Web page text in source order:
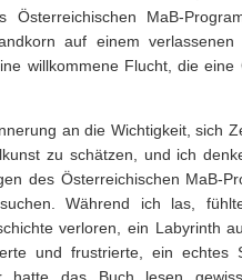
Österreichischen MaB-
auf einem
willkommene Flucht, die
an die Wichtigkeit, sich
zu schätzen, und ich
des Österreichischen MaB-
Während ich las,
verloren, ein Labyrinth
und frustrierte, ein echtes